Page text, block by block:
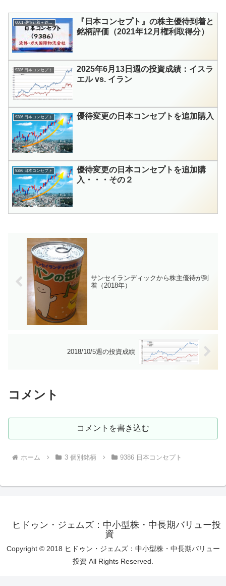
0001 優待到着＋銘柄評価
『日本コンセプト』の株主優待到着と
銘柄評価（2021年12月権利取得分）
9386 日本コンセプト
2025年6月13日週の投資成績：イスラ
エル vs. イラン
9386 日本コンセプト 優待変更の日本コンセプトを追加購入
9386 日本コンセプト
優待変更の日本コンセプトを追加購
入・・・その２
サンセイランディックから株主優待が到
着（2018年）
2018/10/5週の投資成績
コメント
コメントを書き込む
ホーム 3 個別銘柄 9386 日本コンセプト
ヒドゥン・ジェムズ：中小型株・中長期バリュー投
資
Copyright © 2018 ヒドゥン・ジェムズ：中小型株・中長期バリュー
投資 All Rights Reserved.